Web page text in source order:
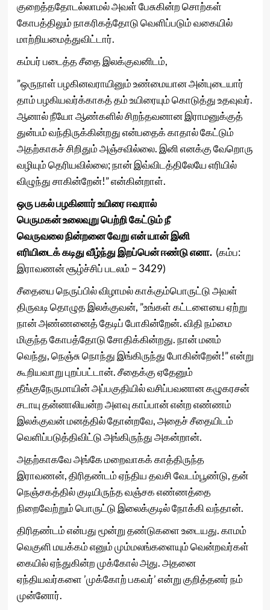
குறைத்ததோடல்லாமல் அவள் பேசுகின்ற சொற்கள்
கோபத்திலும் நாகரிகத்தோடு வெளிப்படும் வகையில்
மாற்றியமைத்துவிட்டார்.
கம்பர் படைத்த சீதை இலக்குவனிடம்,
”ஒருநாள் பழகினவராயினும் உண்மையான அன்புடையார்
தாம் பழகியவர்க்காகத் தம் உயிரையும் கொடுத்து உதவுவர்.
ஆனால் நீயோ ஆண்களில் சிறந்தவனான இராமனுக்குத்
துன்பம் வந்திருக்கின்றது என்பதைக் காதால் கேட்டும்
அதற்காகச் சிறிதும் அஞ்சவில்லை. இனி எனக்கு வேறொரு
வழியும் தெரியவில்லை; நான் இவ்விடத்திலேயே எரியில்
விழுந்து சாகின்றேன்!” என்கின்றாள்.
ஒரு பகல் பழகினார் உயிரை ஈவரால்
பெருமகன் உலைவுறு பெற்றி கேட்டும் நீ
வெருவலை நின்றனை வேறு என் யான் இனி
எரியிடைக் கடிது வீழ்ந்து இறப்பென் ஈண்டு எனா.(கம்ப:
இராவணன் சூழ்ச்சிப் படலம் – 3429)
சீதையை நெருப்பில் விழாமல் காக்கும்பொருட்டு அவள்
திருவடி தொழுத இலக்குவன், ”உங்கள் கட்டளையை ஏற்று
நான் அண்ணனைத் தேடிப் போகின்றேன். விதி நம்மை
மிகுந்த கோபத்தோடு சோதிக்கின்றது. நான் மனம்
வெந்து, நெஞ்சு நொந்து இங்கிருந்து போகின்றேன்!” என்று
கூறியவாறு புறப்பட்டான். சீதைக்கு ஏதேனும்
தீங்குநேருமாயின் அப்பகுதியில் வசிப்பவனான கழுகரசன்
சடாயு தன்னாலியன்ற அளவு காப்பான் என்ற எண்ணம்
இலக்குவன் மனத்தில் தோன்றவே, அதைச் சீதையிடம்
வெளிப்படுத்திவிட்டு அங்கிருந்து அகன்றான்.
அதற்காகவே அங்கே மறைவாகக் காத்திருந்த
இராவணன், திரிதண்டம் ஏந்திய தவசி வேடம்பூண்டு, தன்
நெஞ்சகத்தில் குடியிருந்த வஞ்சக எண்ணத்தை
நிறைவேற்றும் பொருட்டு இலைக்குடில் நோக்கி வந்தான்.
திரிதண்டம் என்பது மூன்று தண்டுகளை உடையது. காமம்
வெகுளி மயக்கம் எனும் மும்மலங்களையும் வென்றவர்கள்
கையில் ஏந்துகின்ற முக்கோல் அது. அதனை
ஏந்தியவர்களை ’முக்கோற் பகவர்’ என்று குறித்தனர் நம்
முன்னோர்.